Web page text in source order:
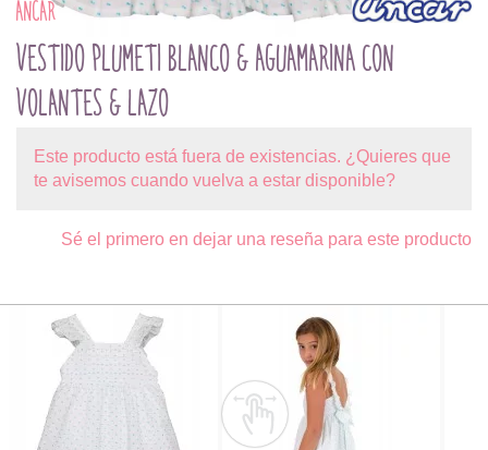
ANCAR
VESTIDO PLUMETI BLANCO & AGUAMARINA CON
VOLANTES & LAZO
Este producto está fuera de existencias. ¿Quieres que
te avisemos cuando vuelva a estar disponible?
Sé el primero en dejar una reseña para este producto